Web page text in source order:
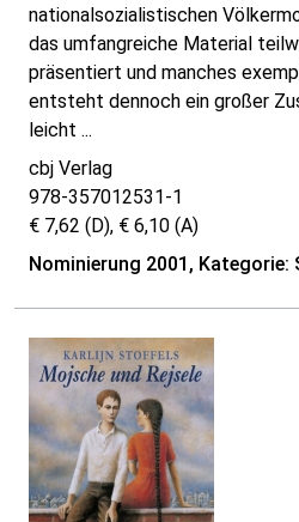
nationalsozialistischen
das umfangreiche Material
präsentiert und manches
entsteht dennoch ein großer
leicht ...
cbj Verlag
978-357012531-1
€ 7,62 (D), € 6,10 (A)
Nominierung 2001, Kategorie: